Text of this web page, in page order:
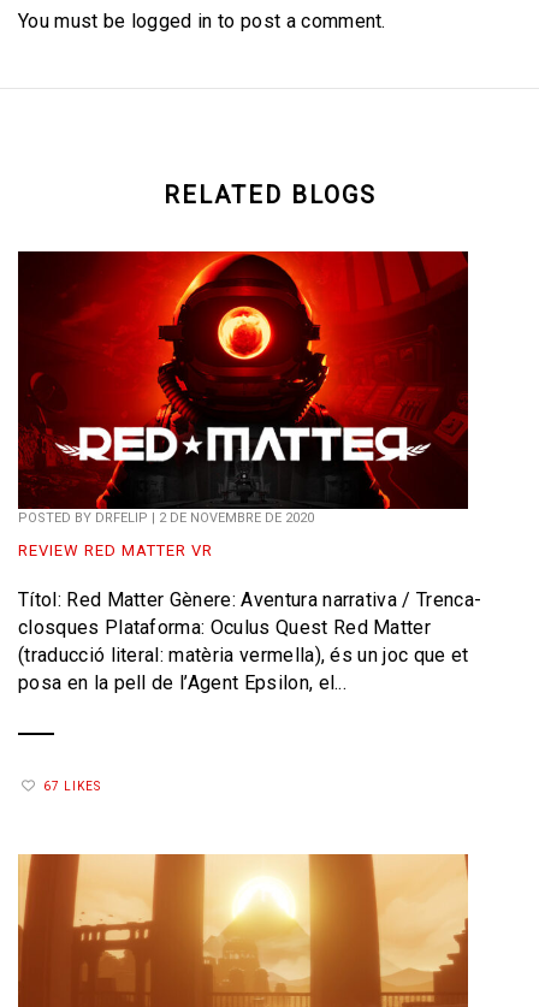
You must be logged in to post a comment.
RELATED BLOGS
POSTED BY DRFELIP 2 DE NOVEMBRE DE 2020
REVIEW RED MATTER VR
Títol: Red Matter Gènere: Aventura narrativa / Trenca-
closques Plataforma: Oculus Quest Red Matter
(traducció literal: matèria vermella), és un joc que et
posa en la pell de l’Agent Epsilon, el...
67 LIKES